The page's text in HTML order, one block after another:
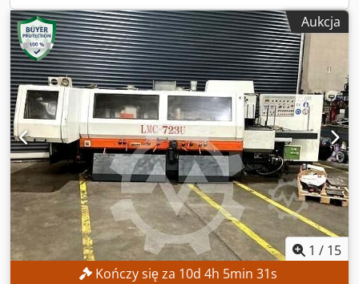
m³/h Godziny pracy (zgodnie z rysunkiem) Taśma: 766 h
Dkjdpfx Acezlxiljhsr Wentylacja: 1620 h Napęd pistoletów:
326 h WYPOSAŻENIE W pełni automatyczny proces
powlekania Programowalna powłoka wielowarstwowa
Automatyczne sterowanie całym procesem powlekania 6
programowalnych pistoletów natryskowych Nadaje się do
lakierów wodnych i rozpuszczalnikowych Nadaje się do
zautomatyzowanych procesów powlekania w
zastosowaniach przemysłowych
Szerokość stołu: 1280 mm Mocowanie materiału:
Pneumatyczne Jednostka wiercąca Dostępne narzędzia do
wiercenia Poziome wrzeciona do wiercenia: 4 szt. Pionowe
wrzeciona do wiercenia: 12 szt. Liczba pozycji wymiennika
narzędzi: 12 szt. SZCZEGÓŁY MASZYNY Dkedpozrmuvjfx
Acher Sterowane osie: 4 szt. Oprogramowanie: WoodFlash
Napięcie: 400 V Pobór prądu: 40 A Moc przyłączeniowa: 18
kW Wymiary i waga Wymiary (dł. x szer. x wys.): 6250 x 3494
x 2300 mm Wymiary do transportu (dł. x szer. x wys.): 5300
x 2350 x 2400 mm Waga do transportu: 4000 kg Pakiety do
transportu: 2 szt. WYPOSAŻENIE Jednostka tnąca Pompa
próżniowa Becker PICCHIO 2200, rok produkcji 2022
Kurtyna świetlna zabezpieczająca Panel sterowania
ręcznego Narzędzia Dokumentacja CNC z
kluczami/licencjami dla użytkownika i pamięcią USB
Dokumentacja Oznakowanie CE
Aukcja
1 / 15
Kończy się za 10d 4h 5min 28s